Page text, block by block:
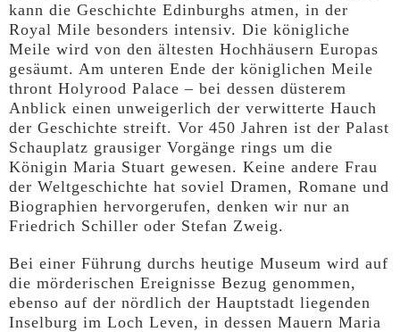
kann die Geschichte Edinburghs atmen, in der
Royal Mile besonders intensiv. Die königliche
Meile wird von den ältesten Hochhäusern Europas
gesäumt. Am unteren Ende der königlichen Meile
thront Holyrood Palace – bei dessen düsterem
Anblick einen unweigerlich der verwitterte Hauch
der Geschichte streift. Vor 450 Jahren ist der Palast
Schauplatz grausiger Vorgänge rings um die
Königin Maria Stuart gewesen. Keine andere Frau
der Weltgeschichte hat soviel Dramen, Romane und
Biographien hervorgerufen, denken wir nur an
Friedrich Schiller oder Stefan Zweig.
Bei einer Führung durchs heutige Museum wird auf
die mörderischen Ereignisse Bezug genommen,
ebenso auf der nördlich der Hauptstadt liegenden
Inselburg im Loch Leven, in dessen Mauern Maria